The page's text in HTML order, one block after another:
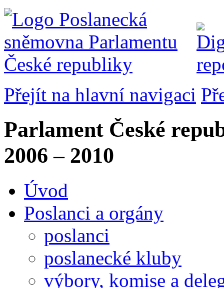
Přejít na hlavní navigaci
Parlament České
2006 – 2010
Úvod
Poslanci a orgány
poslanci
poslanecké kluby
výbory, komise a